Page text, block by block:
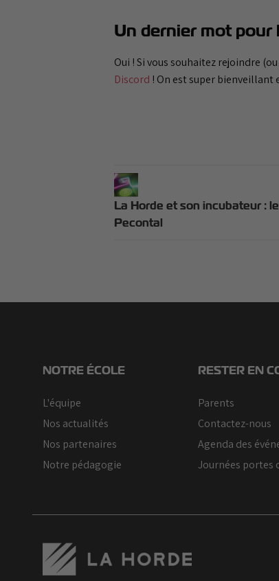
Un dernier mot pour
Oui ! Si vous souhaitez rejoindre
Discord ! On est super
La Horde et son incubateur :
Pecontal
NOTRE ÉCOLE
L'équipe
Nos actualités
Nos partenaires
Notre pédagogie
RESTER EN
Parents
Contactez-nous
Agenda des
Journées portes